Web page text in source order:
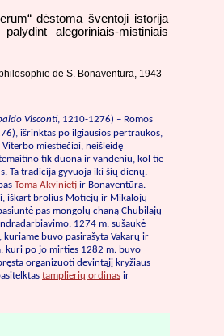
dėstoma šventoji istorija
alegoriniais-mistiniais
de S. Bonaventura, 1943
Visconti, 1210-1276) – Romos
išrinktas po ilgiausios pertraukos,
Viterbo miestiečiai, neišleidę
tik duona ir vandeniu, kol tie
Ta tradicija gyvuoja iki šių dienų.
Tomą Akvinietį ir Bonaventūrą.
iškart brolius Motiejų ir Mikalojų
pas mongolų chaną Chubilajų
1274 m. sušaukė
kuriame buvo pasirašyta Vakarų ir
kuri po jo mirties 1282 m. buvo
organizuoti devintąjį kryžiaus
tamplierių ordinas ir